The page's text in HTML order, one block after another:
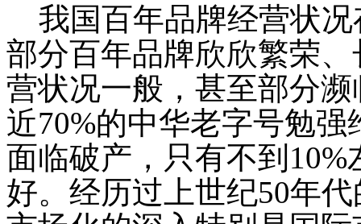
我国百年品牌经营状
部分百年品牌欣欣繁荣
营状况一般，甚至部分
近70%的中华老字号勉强
面临破产，只有不到 10%
好。经历过上世纪50年代